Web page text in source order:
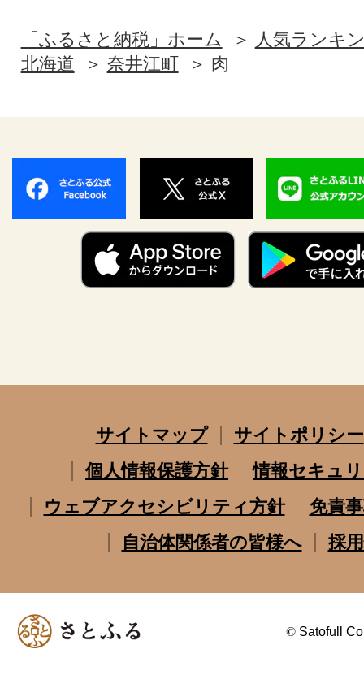
「ふるさと納税」ホーム
人気ランキ
北海道
奈井江町 肉
サイトマップ
サイトポリシー
個人情報保護方針
情報セキュ
ウェブアクセシビリティ方針
免責
自治体関係者の皆様へ
採
© Satofull